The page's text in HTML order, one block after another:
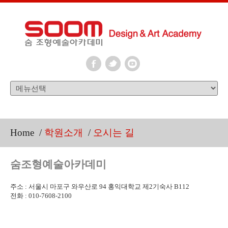
Home / 학원소개 / 오시는 길
숨조형예술아카데미
주소 : 서울시 마포구 와우산로 94 홍익대학교 제2기숙사 B112
전화 : 010-7608-2100